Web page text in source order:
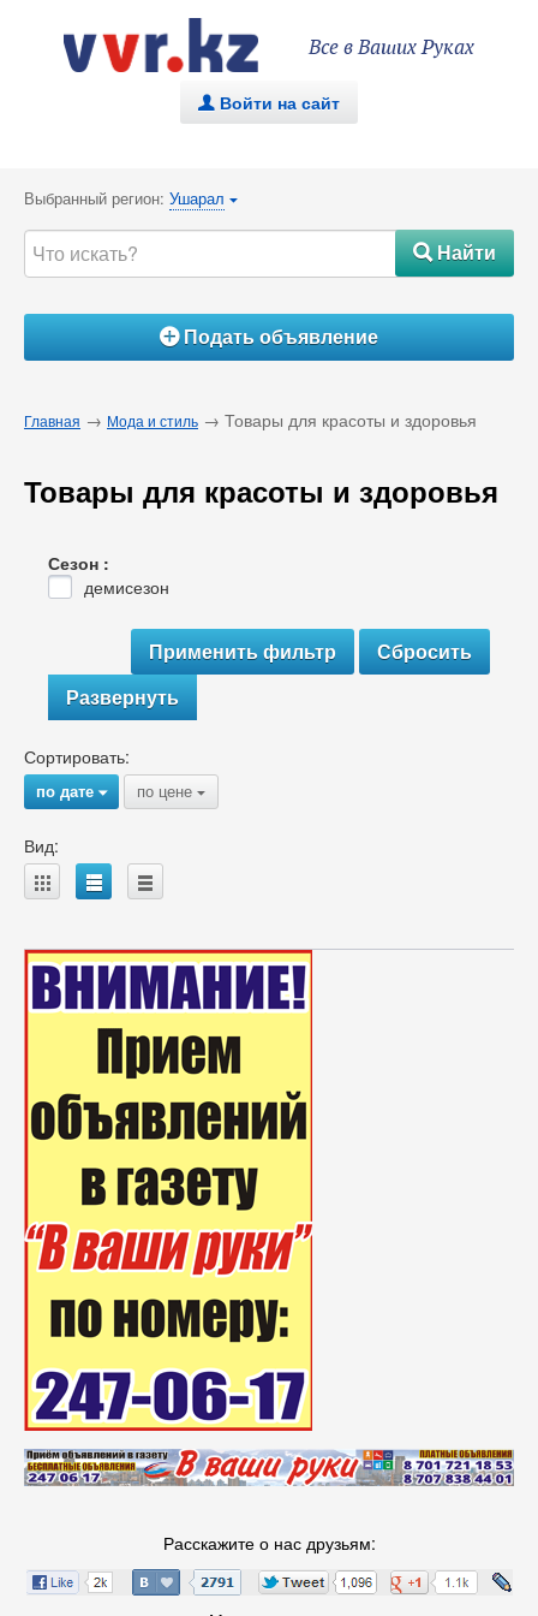
Все в Ваших Руках
. Войти на сайт
Выбранный регион: Ушарал {
#Найти
ÁПодать объявление
Главная → Мода и стиль → Товары для красоты и здоровья
Товары для красоты и здоровья
Сезон :
демисезон
Развернуть
Сортировать:
по дате{ по цене {
Вид:
A B C
Расскажите о нас друзьям: